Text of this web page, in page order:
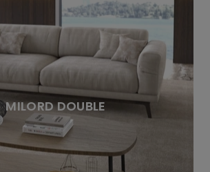
MILORD DOUBLE